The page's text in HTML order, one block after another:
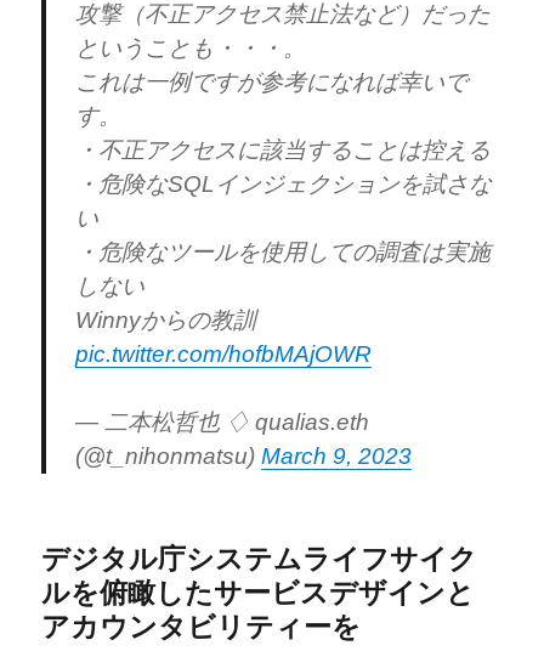
攻撃（不正アクセス禁止法など）だった
ということも・・・。
これは一例ですが参考になれば幸いで
す。
・不正アクセスに該当することは控える
・危険なSQLインジェクションを試さな
い
・危険なツールを使用しての調査は実施
しない
Winnyからの教訓
pic.twitter.com/hofbMAjOWR
— 二本松哲也 ♢ qualias.eth
(@t_nihonmatsu)March 9, 2023
デジタル庁システムライフサイク
ルを俯瞰したサービスデザインと
アカウンタビリティーを